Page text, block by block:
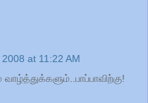
at 11:22 AM